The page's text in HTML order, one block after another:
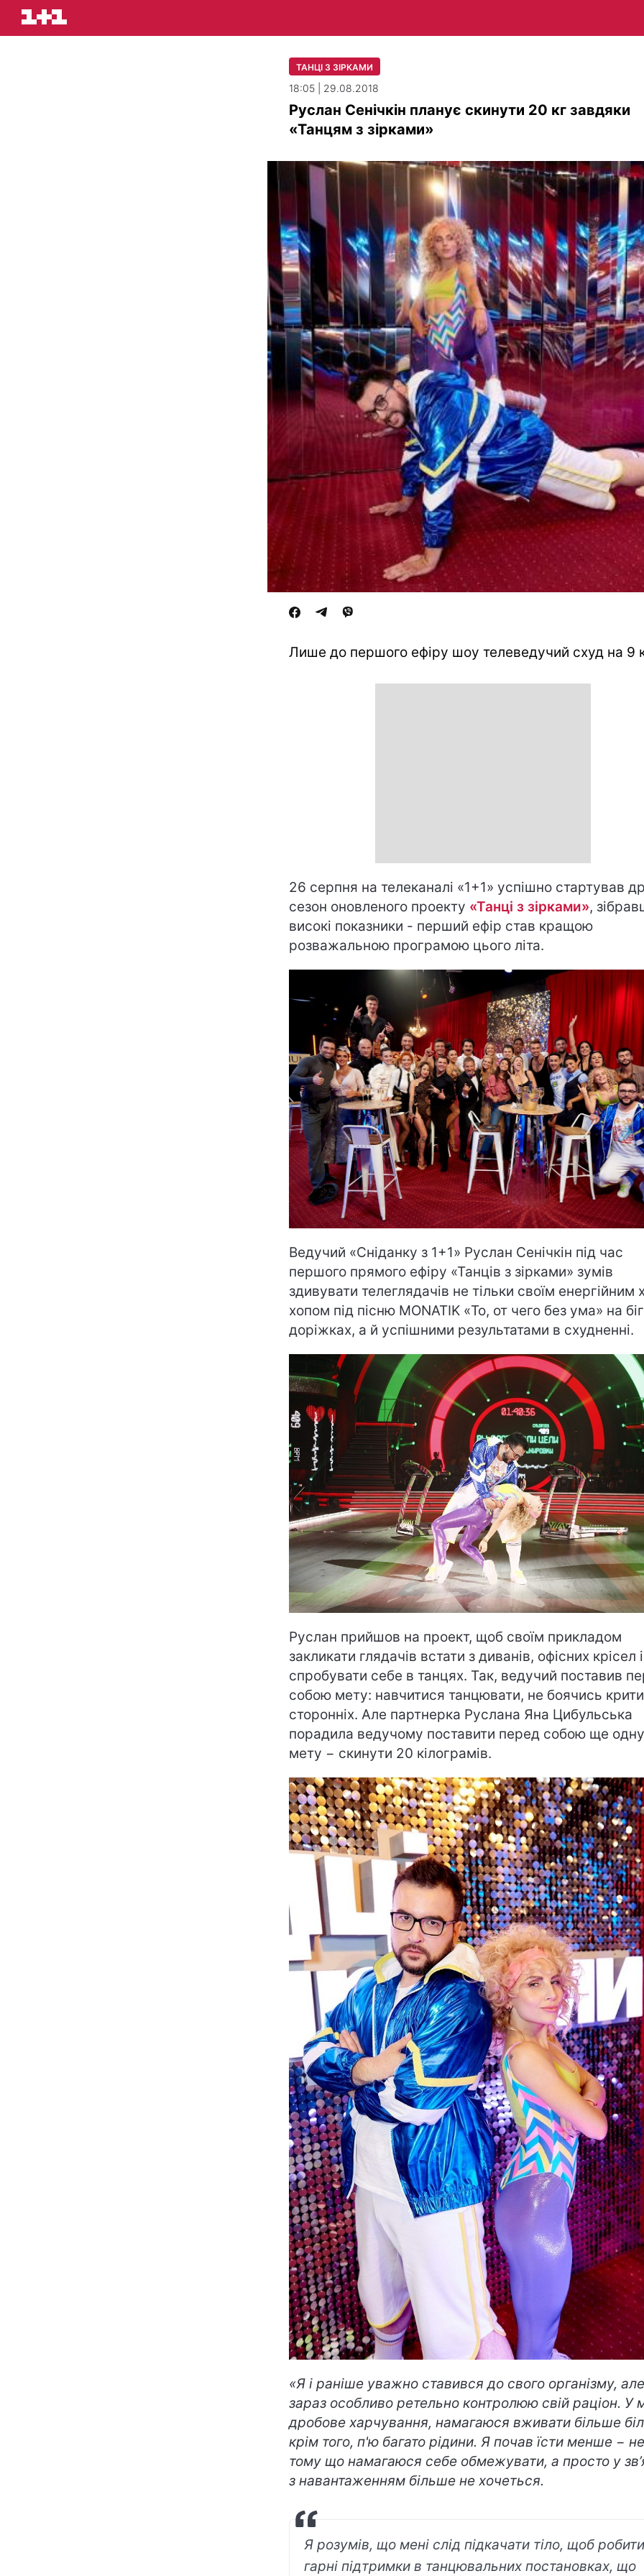
ТАНЦІ З ЗІРКАМИ
18:05 | 29.08.2018
Руслан Сенічкін планує скинути 20 кг завдяки
«Танцям з зірками»
Лише до першого ефіру шоу телеведучий схуд на 9
26 серпня на телеканалі «1+1» успішно стартував
сезон оновленого проекту «Танці з зірками»,
високі показники - перший ефір став кращою
розважальною програмою цього літа.
Ведучий «Сніданку з 1+1» Руслан Сенічкін під час
першого прямого ефіру «Танців з зірками» зумів
здивувати телеглядачів не тільки своїм енергійним
хопом під пісню MONATIK «То, от чего без ума» на
доріжках, а й успішними результатами в схудненні.
Руслан прийшов на проект, щоб своїм прикладом
закликати глядачів встати з диванів, офісних крісел і
спробувати себе в танцях. Так, ведучий поставив
собою мету: навчитися танцювати, не боячись
сторонніх. Але партнерка Руслана Яна Цибульська
порадила ведучому поставити перед собою ще одну
мету − скинути 20 кілограмів.
«Я і раніше уважно ставився до свого організму, але
зараз особливо ретельно контролюю свій раціон. У
дробове харчування, намагаюся вживати більше
крім того, п'ю багато рідини. Я почав їсти менше − не
тому що намагаюся себе обмежувати, а просто у зв
з навантаженням більше не хочеться.
Я розумів, що мені слід підкачати тіло, щоб робити
гарні підтримки в танцювальних постановках, що